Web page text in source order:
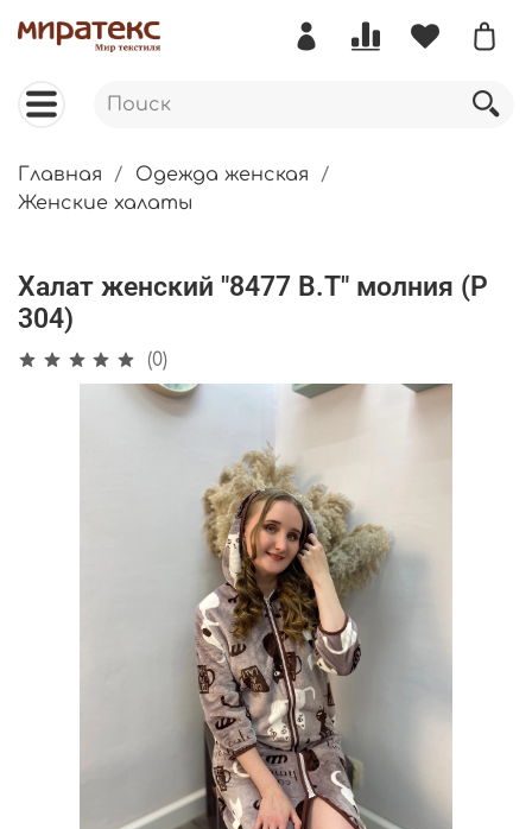
Главная
Одежда женская
Женские халаты
Халат женский "8477 В.Т" молния (Р
304)
(0)